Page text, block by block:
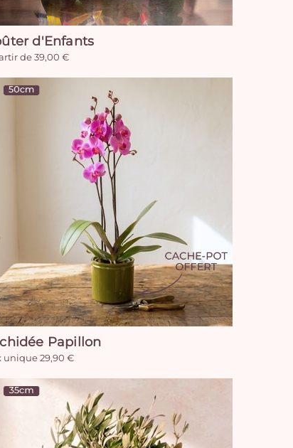
d'Enfants
de 39,00 €
Papillon
unique 29,90 €